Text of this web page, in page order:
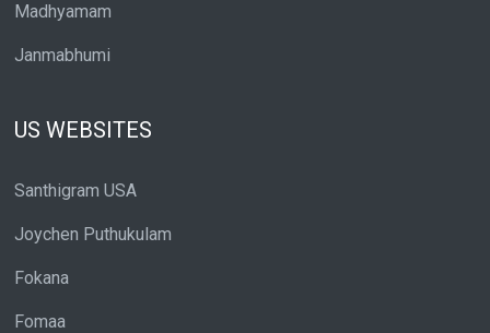
Madhyamam
Janmabhumi
US WEBSITES
Santhigram USA
Joychen Puthukulam
Fokana
Fomaa